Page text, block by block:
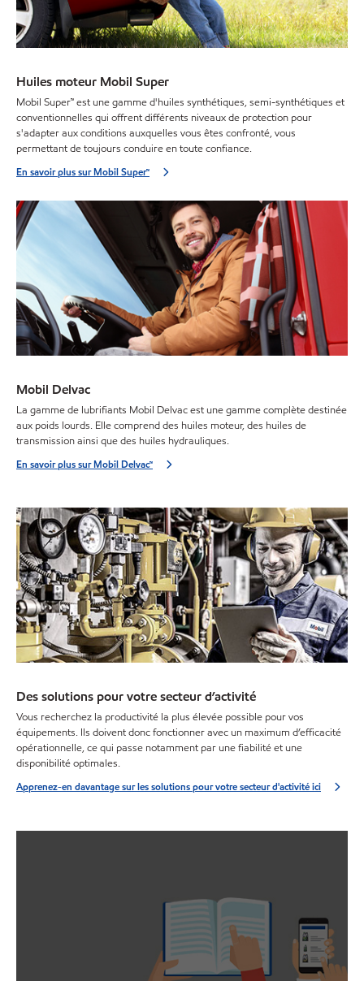
Huiles moteur Mobil Super
Mobil Super™ est une gamme d'huiles synthétiques, semi-synthétiques et
conventionnelles qui offrent différents niveaux de protection pour
s'adapter aux conditions auxquelles vous êtes confronté, vous
permettant de toujours conduire en toute confiance.
En savoir plus sur Mobil Super™
Mobil Delvac
La gamme de lubrifiants Mobil Delvac est une gamme complète destinée
aux poids lourds. Elle comprend des huiles moteur, des huiles de
transmission ainsi que des huiles hydrauliques.
En savoir plus sur Mobil Delvac™
Des solutions pour votre secteur d’activité
Vous recherchez la productivité la plus élevée possible pour vos
équipements. Ils doivent donc fonctionner avec un maximum d’efficacité
opérationnelle, ce qui passe notamment par une fiabilité et une
disponibilité optimales.
Apprenez-en davantage sur les solutions pour votre secteur d'activité ici